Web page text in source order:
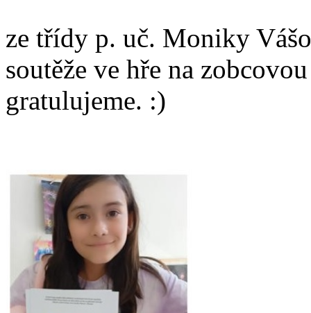
ze třídy p. uč. Moniky
soutěže ve hře na
gratulujeme. :)